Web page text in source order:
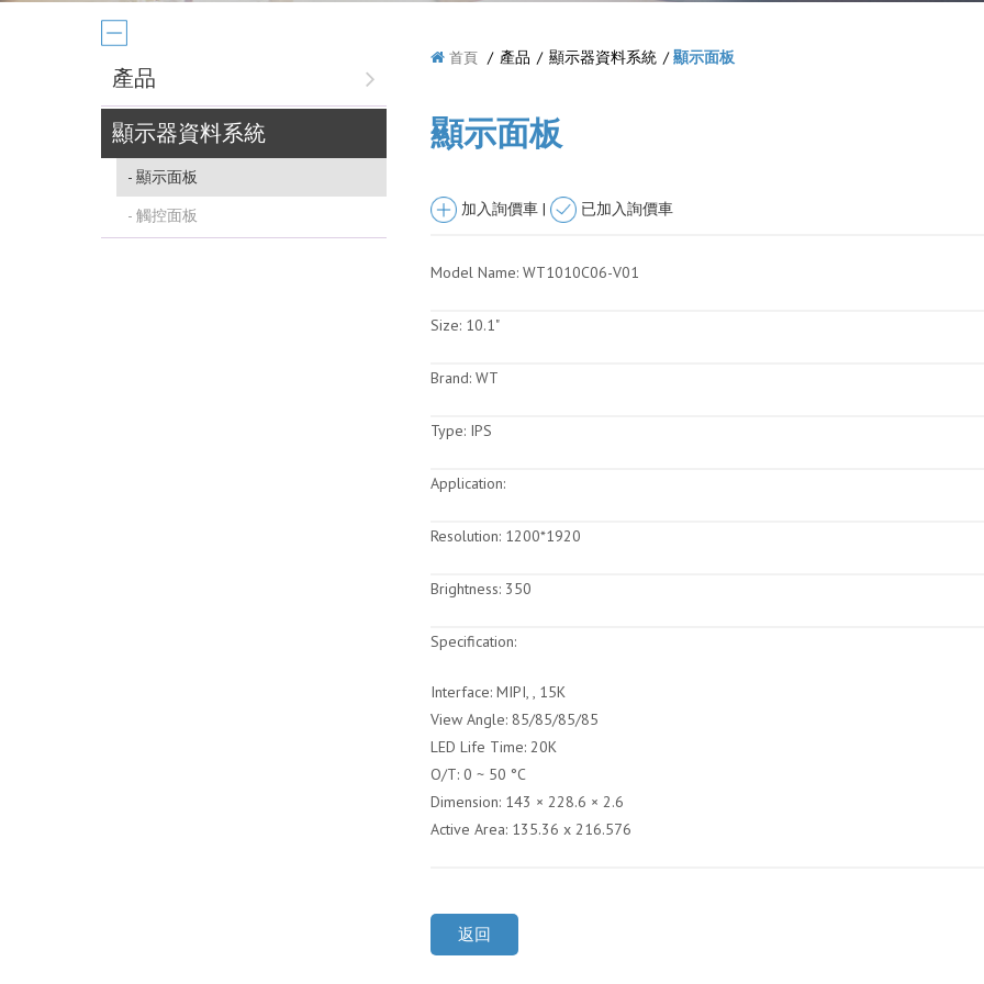
產品
顯示器資料系統
顯示面板
觸控面板
首頁 / 產品 / 顯示器資料系統 /顯示面板
顯示面板
加入詢價車 | 已加入詢價車
Model Name: WT1010C06-V01
Size: 10.1"
Brand: WT
Type: IPS
Application:
Resolution: 1200*1920
Brightness: 350
Specification:
Interface: MIPI, , 15K
View Angle: 85/85/85/85
LED Life Time: 20K
O/T: 0 ~ 50 °C
Dimension: 143 × 228.6 × 2.6
Active Area: 135.36 x 216.576
返回